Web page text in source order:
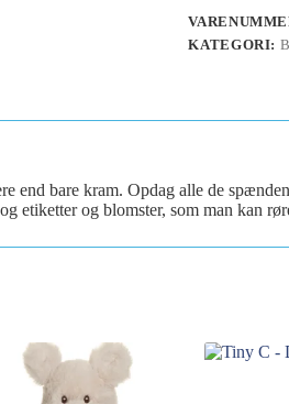
KATEGORI:
end bare kram. Opdag alle de
etiketter og blomster, som man kan